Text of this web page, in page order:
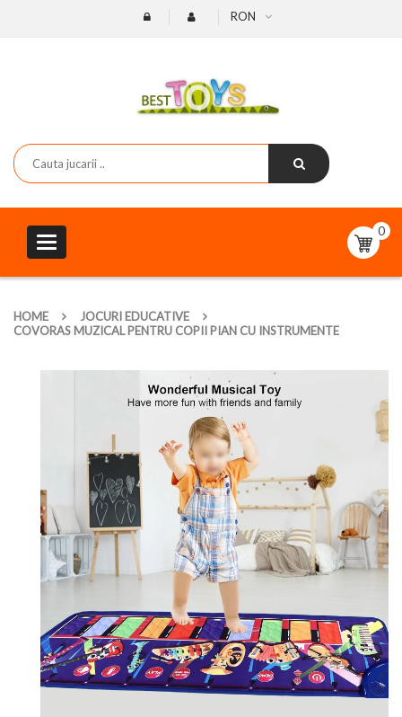
RON
Toggle
navigation
0
HOME
JOCURI EDUCATIVE
COVORAS MUZICAL PENTRU COPII PIAN CU INSTRUMENTE